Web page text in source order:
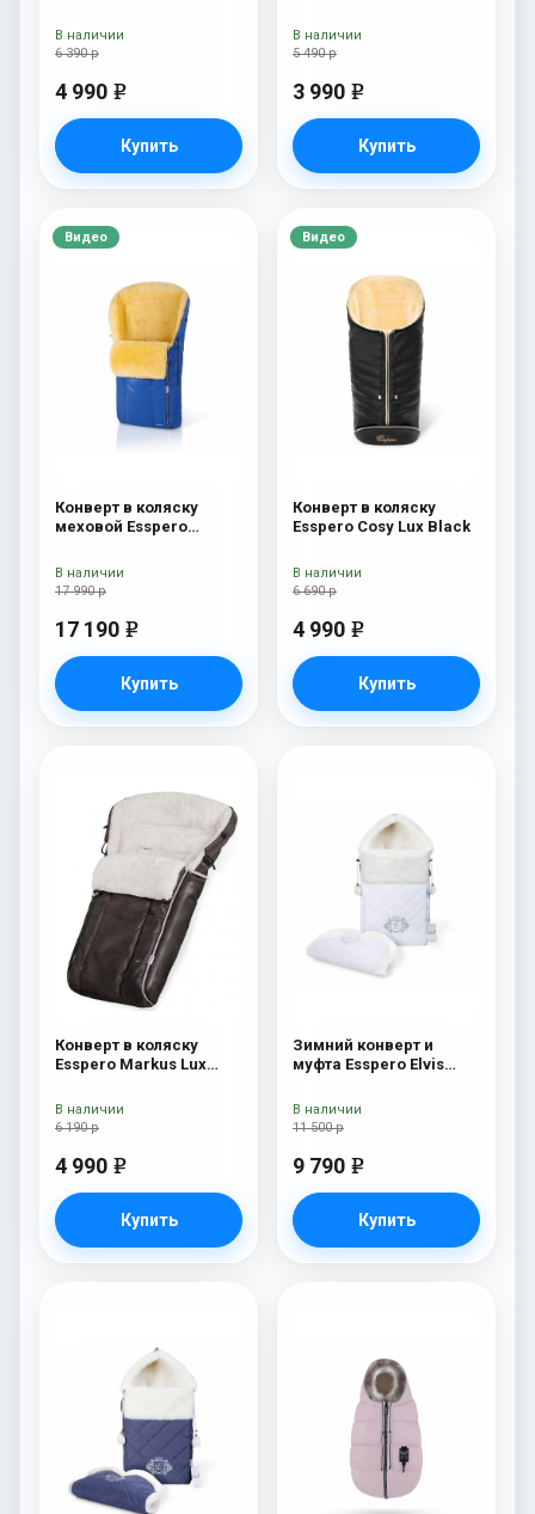
шерсть) Brown
6 390 р
4 990 e
Купить
В наличии
5 490 р
3 990 e
Купить
В наличии
Видео
Конверт в коляску
меховой Esspero
(натуральная овчина)
Sky
17 990 р
17 190 e
Купить
В наличии
Видео
Конверт в коляску
Esspero Cosy Lux Black
6 690 р
4 990 e
Купить
В наличии
Конверт в коляску
Esspero Markus Lux
овечья шерсть) Brown
6 190 р
4 990 e
Купить
В наличии
Зимний конверт и
муфта Esspero Elvis
Like
11 500 р
9 790 e
Купить
В наличии